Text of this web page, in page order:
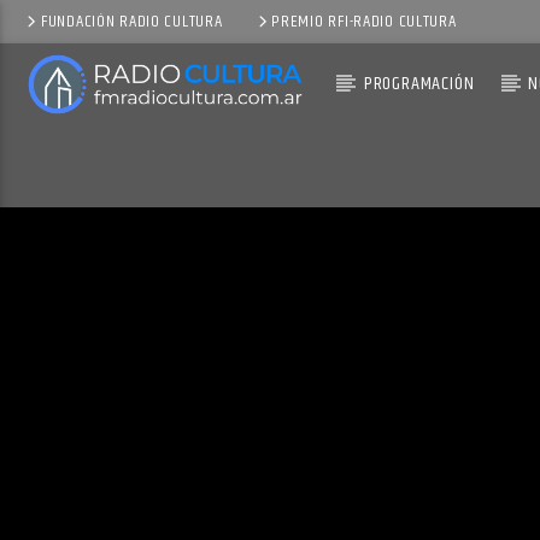
FUNDACIÓN RADIO CULTURA PREMIO RFI-RADIO CULTURA
PROGRAMACIÓN